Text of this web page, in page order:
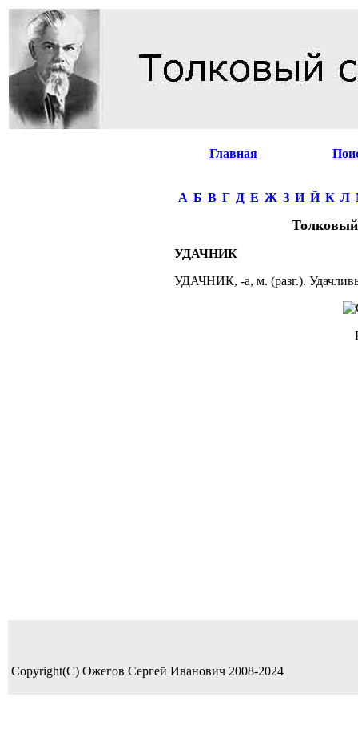
Главная
А Б В Г Д Е Ж З И Й К Л
УДАЧНИК
УДАЧНИК, -а, м. (разг.).
Copyright(C) Ожегов Сергей Иванович 2008-2024